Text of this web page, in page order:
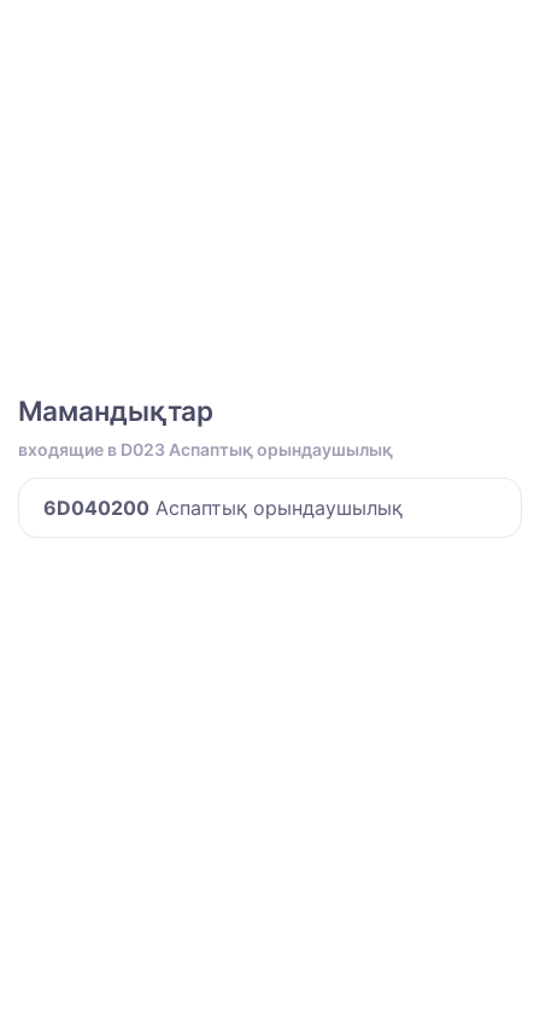
Мамандықтар
входящие в D023 Аспаптық орындаушылық
6D040200 Аспаптық орындаушылық